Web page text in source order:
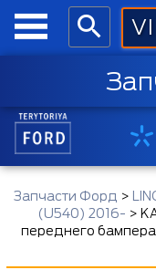
Запчасти Форд >
(U540) 2016- >
переднего бампера